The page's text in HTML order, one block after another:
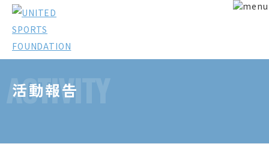
ACTIVITY
活動報告